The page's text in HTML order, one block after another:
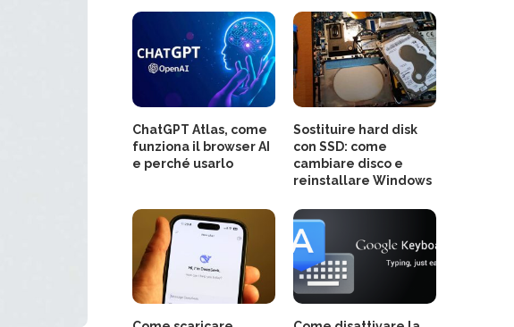
ChatGPT Atlas, come
funziona il browser AI
e perché usarlo
Sostituire hard disk
con SSD: come
cambiare disco e
reinstallare Windows